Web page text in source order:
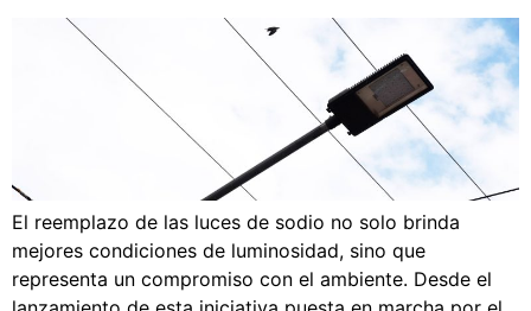
El reemplazo de las luces de sodio no solo brinda
mejores condiciones de luminosidad, sino que
representa un compromiso con el ambiente. Desde el